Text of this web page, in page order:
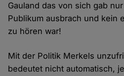
Gauland das von sich gab
Publikum ausbrach und kein
zu hören war!
Mit der Politik Merkels
bedeutet nicht automatisch,